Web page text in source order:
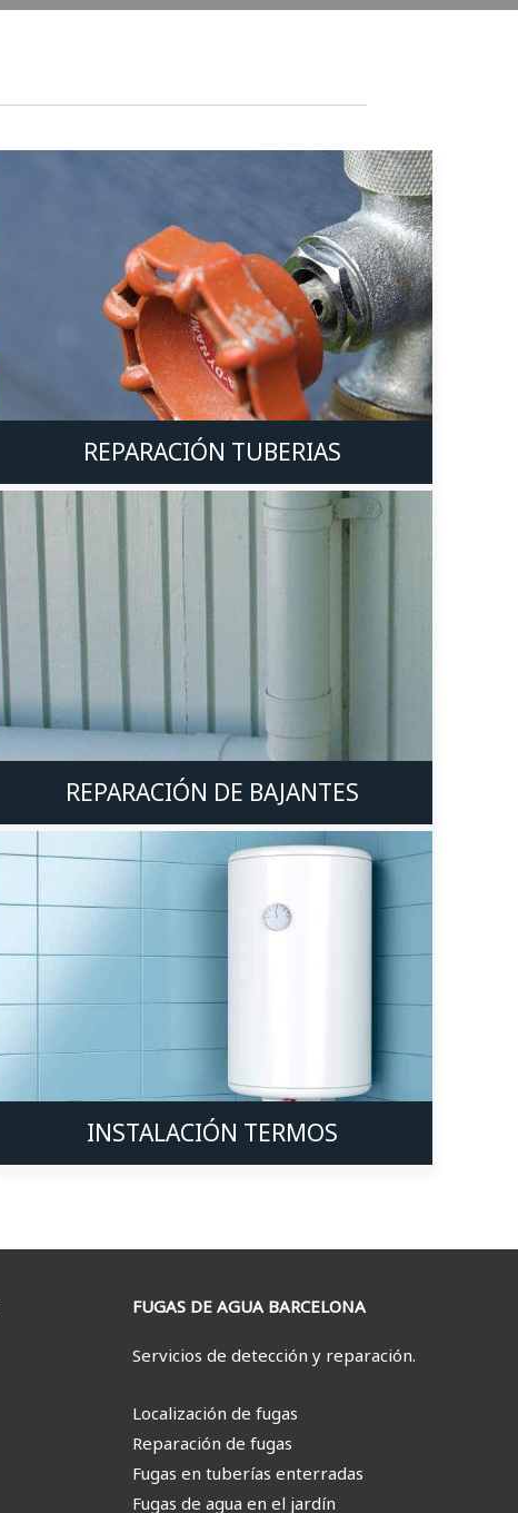
REPARACIÓN TUBERIAS
REPARACIÓN DE BAJANTES
INSTALACIÓN TERMOS
FUGAS DE AGUA BARCELONA
Servicios de detección y reparación.
Localización de fugas
Reparación de fugas
Fugas en tuberías enterradas
Fugas de agua en el jardín